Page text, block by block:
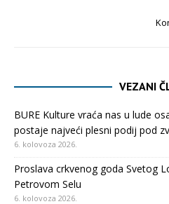
VEZANI
BURE Kulture vraća nas u lude
postaje najveći plesni podij pod
6. kolovoza 2026.
Proslava crkvenog goda Svetog
Petrovom Selu
6. kolovoza 2026.